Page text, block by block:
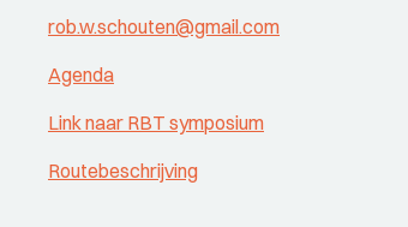
rob.w.schouten@gmail.com
Agenda
Link naar RBT symposium
Routebeschrijving